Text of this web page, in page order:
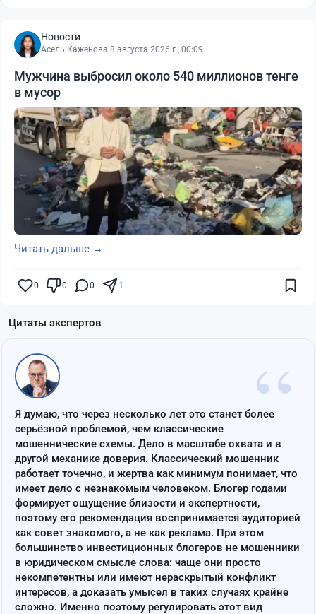
Новости
Асель Каженова·8 августа 2026 г., 00:09
Мужчина выбросил около 540 миллионов тенге
в мусор
Читать дальше →
0 0 0 1
Цитаты экспертов
“
Я думаю, что через несколько лет это станет более
серьёзной проблемой, чем классические
мошеннические схемы. Дело в масштабе охвата и в
другой механике доверия. Классический мошенник
работает точечно, и жертва как минимум понимает, что
имеет дело с незнакомым человеком. Блогер годами
формирует ощущение близости и экспертности,
поэтому его рекомендация воспринимается аудиторией
как совет знакомого, а не как реклама. При этом
большинство инвестиционных блогеров не мошенники
в юридическом смысле слова: чаще они просто
некомпетентны или имеют нераскрытый конфликт
интересов, а доказать умысел в таких случаях крайне
сложно. Именно поэтому регулировать этот вид